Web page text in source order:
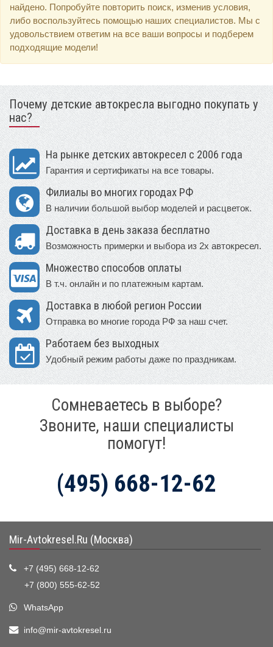
найдено. Попробуйте повторить поиск, изменив условия,
либо воспользуйтесь помощью наших специалистов. Мы с
удовольствием ответим на все ваши вопросы и подберем
подходящие модели!
Почему детские автокресла выгодно покупать у
нас?
На рынке детских автокресел с 2006 года
Гарантия и сертификаты на все товары.
Филиалы во многих городах РФ
В наличии большой выбор моделей и расцветок.
Доставка в день заказа бесплатно
Возможность примерки и выбора из 2х автокресел.
Множество способов оплаты
В т.ч. онлайн и по платежным картам.
Доставка в любой регион России
Отправка во многие города РФ за наш счет.
Работаем без выходных
Удобный режим работы даже по праздникам.
Сомневаетесь в выборе?
Звоните, наши специалисты
помогут!
(495) 668-12-62
Mir-Avtokresel.Ru (Москва)
+7 (495) 668-12-62
+7 (800) 555-62-52
WhatsApp
info@mir-avtokresel.ru